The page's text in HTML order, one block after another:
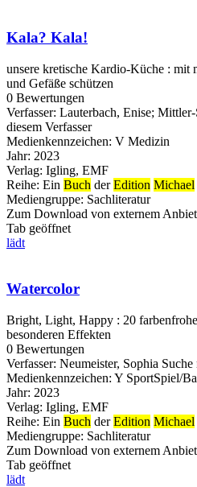
Kala? Kala!
unsere kretische Kardio-Küche : mit
und Gefäße schützen
0 Bewertungen
Verfasser: Lauterbach, Enise; Mittler-
diesem Verfasser
Medienkennzeichen: V Medizin
Jahr: 2023
Verlag: Igling, EMF
Reihe: Ein Buch derEdition Michael
Mediengruppe: Sachliteratur
Zum Download von externem
Tab geöffnet
lädt
Watercolor
Bright, Light, Happy : 20
besonderen Effekten
0 Bewertungen
Verfasser: Neumeister, Sophia Suche
Medienkennzeichen: Y SportSpiel/
Jahr: 2023
Verlag: Igling, EMF
Reihe: Ein Buch derEdition Michael
Mediengruppe: Sachliteratur
Zum Download von externem
Tab geöffnet
lädt